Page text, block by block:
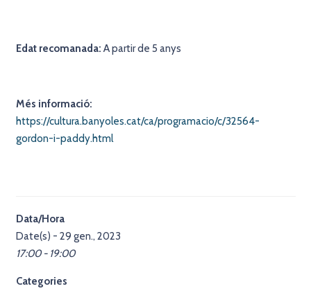
Edat recomanada: A partir de 5 anys
Més informació:
https://cultura.banyoles.cat/ca/programacio/c/32564-
gordon-i-paddy.html
Data/Hora
Date(s) - 29 gen., 2023
17:00 - 19:00
Categories